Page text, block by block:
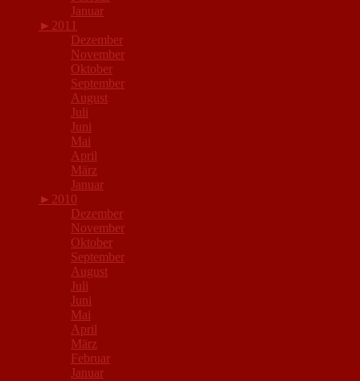
Januar
► 2011
Dezember
November
Oktober
September
August
Juli
Juni
Mai
April
März
Januar
► 2010
Dezember
November
Oktober
September
August
Juli
Juni
Mai
April
März
Februar
Januar